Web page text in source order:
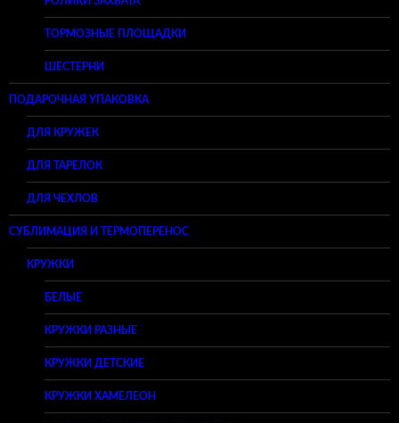
ТОРМОЗНЫЕ ПЛОЩАДКИ
ШЕСТЕРНИ
ПОДАРОЧНАЯ УПАКОВКА
ДЛЯ КРУЖЕК
ДЛЯ ТАРЕЛОК
ДЛЯ ЧЕХЛОВ
СУБЛИМАЦИЯ И ТЕРМОПЕРЕНОС
КРУЖКИ
БЕЛЫЕ
КРУЖКИ РАЗНЫЕ
КРУЖКИ ДЕТСКИЕ
КРУЖКИ ХАМЕЛЕОН